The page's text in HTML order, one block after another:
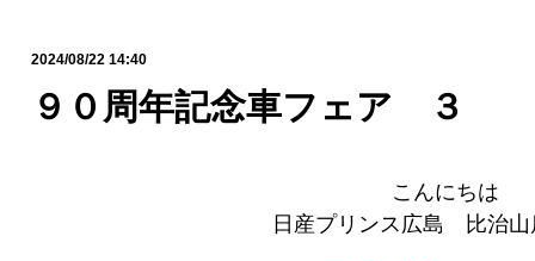
2024/08/22 14:40
９０周年記念車フェア ３
こんにちは
日産プリンス広島 比治山